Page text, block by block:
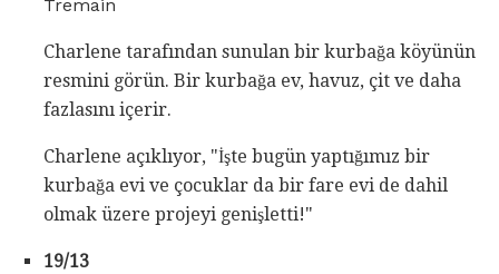
Tremain
Charlene tarafından sunulan bir kurbağa köyünün
resmini görün. Bir kurbağa ev, havuz, çit ve daha
fazlasını içerir.
Charlene açıklıyor, "İşte bugün yaptığımız bir
kurbağa evi ve çocuklar da bir fare evi de dahil
olmak üzere projeyi genişletti!"
19/13